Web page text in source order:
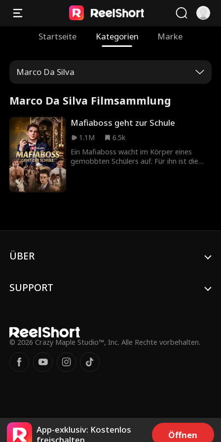
Startseite Kategorien Marke
Marco Da Silva
Marco Da Silva Filmsammlung
Mafiaboss geht zur Schule
1.1M
6.5k
Ein Mafiaboss wacht im Körper eines
gemobbten Schülers auf. Für ihn ist die
ÜBER
SUPPORT
© 2026 Crazy Maple Studio™, Inc. Alle Rechte vorbehalten.
App-exklusiv: Kostenlos
Öffnen